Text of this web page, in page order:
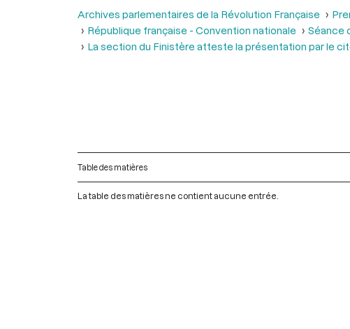
Archives parlementaires de la Révolution Française
République française - Convention nationale
Séance
La section du Finistère atteste la présentation par le
Table des matières
La table des matières ne contient aucune entrée.